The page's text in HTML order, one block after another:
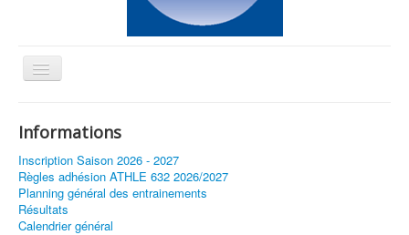
Basculer
la
Vous êtes ici :
Informations
Inscription Saison 2026 - 2027
Règles adhésion ATHLE 632 2026/2027
Planning général des entrainements
Résultats
Calendrier général